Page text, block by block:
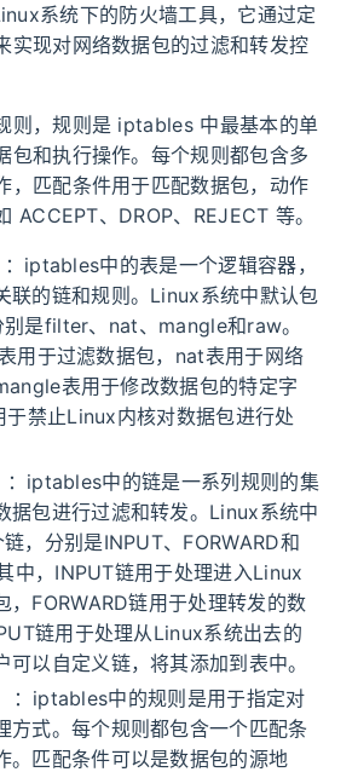
系统下的防火墙工具，它通过定
实现对网络数据包的过滤和转发控
则，规则是 iptables 中最基本的单
包和执行操作。每个规则都包含多
，匹配条件用于匹配数据包，动作
ACCEPT、DROP、REJECT 等。
iptables中的表是一个逻辑容器，
联的链和规则。Linux系统中默认包
是filter、nat、mangle和raw。
用于过滤数据包，nat表用于网络
表用于修改数据包的特定字
禁止Linux内核对数据包进行处
：iptables中的链是一系列规则的集
据包进行过滤和转发。Linux系统中
，分别是INPUT、FORWARD和
中，INPUT链用于处理进入Linux
，FORWARD链用于处理转发的数
链用于处理从Linux系统出去的
可以自定义链，将其添加到表中。
：iptables中的规则是用于指定对
方式。每个规则都包含一个匹配条
。匹配条件可以是数据包的源地